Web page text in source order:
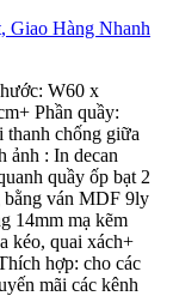
W60 x
Phần quầy:
chống giữa
ảnh : In decan
quầy ốp bạt 2
bằng ván MDF 9ly
14mm mạ kẽm
kéo, quai xách+
hợp: cho các
mãi các kênh